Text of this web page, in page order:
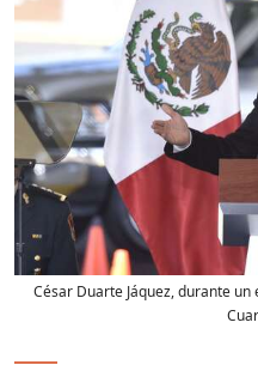
César Duarte Jáquez, durante